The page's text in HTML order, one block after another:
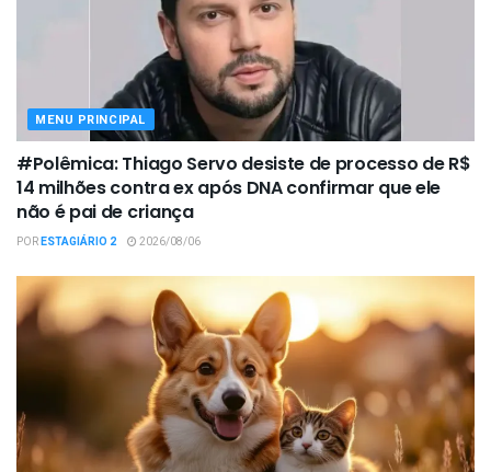
MENU PRINCIPAL
#Polêmica: Thiago Servo desiste de processo de R$
14 milhões contra ex após DNA confirmar que ele
não é pai de criança
PORESTAGIÁRIO 2 2026/08/06